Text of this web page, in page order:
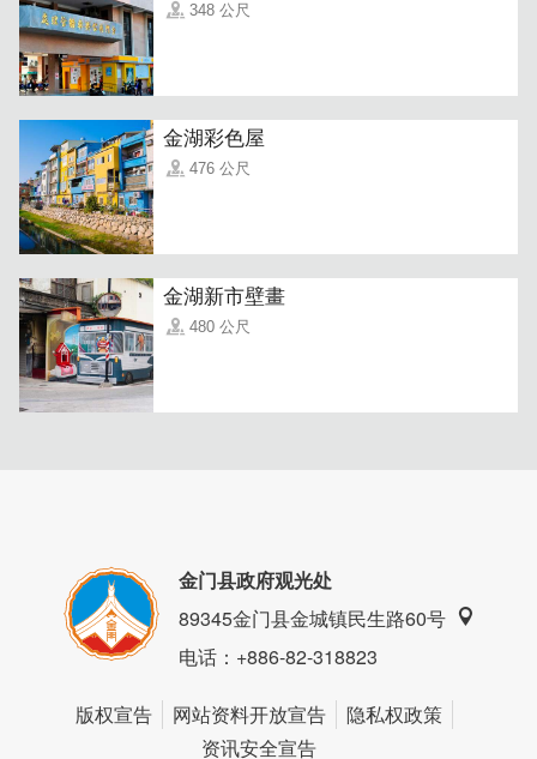
348 公尺
金湖彩色屋
476 公尺
金湖新市壁畫
480 公尺
金门县政府观光处
89345金门县金城镇民生路60号
电话：+886-82-318823
版权宣告 网站资料开放宣告
隐私权政策
资讯安全宣告